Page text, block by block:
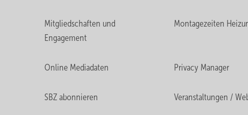
Mitgliedschaften und
Engagement
Montagezeiten
Online Mediadaten Privacy Manager
SBZ abonnieren Veranstaltungen /